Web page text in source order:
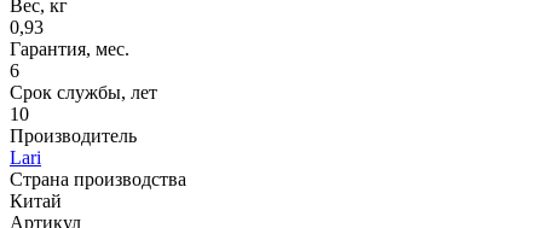
Вес, кг
0,93
Гарантия, мес.
6
Срок службы, лет
10
Производитель
Lari
Страна производства
Китай
Артикул